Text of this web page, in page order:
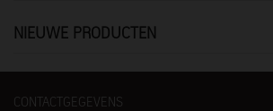
NIEUWE PRODUCTEN
CONTACTGEGEVENS